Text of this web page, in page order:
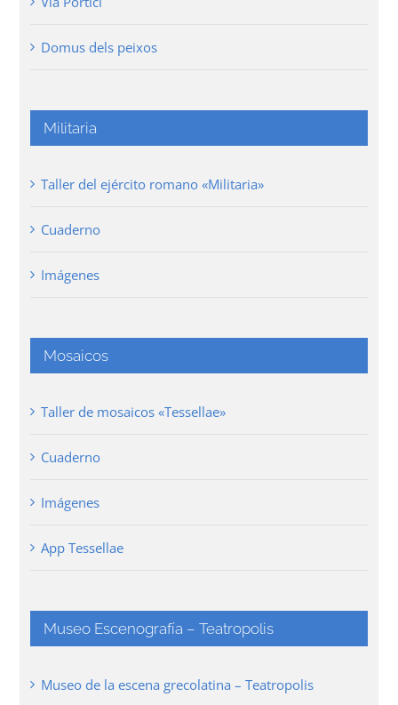
Domus dels peixos
Militaria
Taller del ejército romano «Militaria»
Cuaderno
Imágenes
Mosaicos
Taller de mosaicos «Tessellae»
Cuaderno
Imágenes
App Tessellae
Museo Escenografía – Teatropolis
Museo de la escena grecolatina – Teatropolis